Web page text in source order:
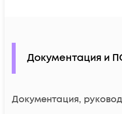
Документация и
Документация,